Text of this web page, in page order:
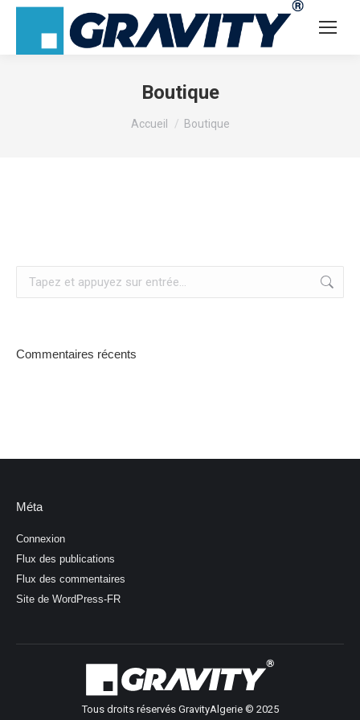
Boutique
Vous êtes ici :
Accueil Boutique
Commentaires récents
Méta
Connexion
Flux des publications
Flux des commentaires
Site de WordPress-FR
Tous droits réservés GravityAlgerie © 2025